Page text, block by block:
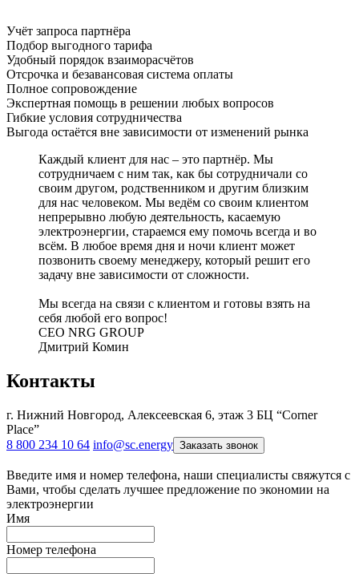
Учёт запроса партнёра
Подбор выгодного тарифа
Удобный порядок взаиморасчётов
Отсрочка и безавансовая система оплаты
Полное сопровождение
Экспертная помощь в решении любых вопросов
Гибкие условия сотрудничества
Выгода остаётся вне зависимости от изменений рынка
Каждый клиент для нас – это партнёр. Мы
сотрудничаем с ним так, как бы сотрудничали со
своим другом, родственником и другим близким
для нас человеком. Мы ведём со своим клиентом
непрерывно любую деятельность, касаемую
электроэнергии, стараемся ему помочь всегда и во
всём. В любое время дня и ночи клиент может
позвонить своему менеджеру, который решит его
задачу вне зависимости от сложности.
Мы всегда на связи с клиентом и готовы взять на
себя любой его вопрос!
CEO NRG GROUP
Дмитрий Комин
Контакты
г. Нижний Новгород, Алексеевская 6, этаж 3 БЦ “Corner
Place”
8 800 234 10 64 info@sc.energy Заказать звонок
Введите имя и номер телефона, наши специалисты свяжутся с
Вами, чтобы сделать лучшее предложение по экономии на
электроэнергии
Имя
Номер телефона